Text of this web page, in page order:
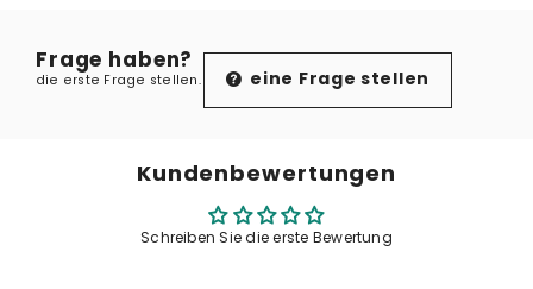
Frage haben?
die erste Frage stellen. eine Frage stellen
Kundenbewertungen
Schreiben Sie die erste Bewertung